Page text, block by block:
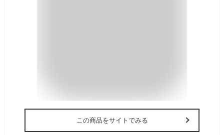
この商品をサイトでみる